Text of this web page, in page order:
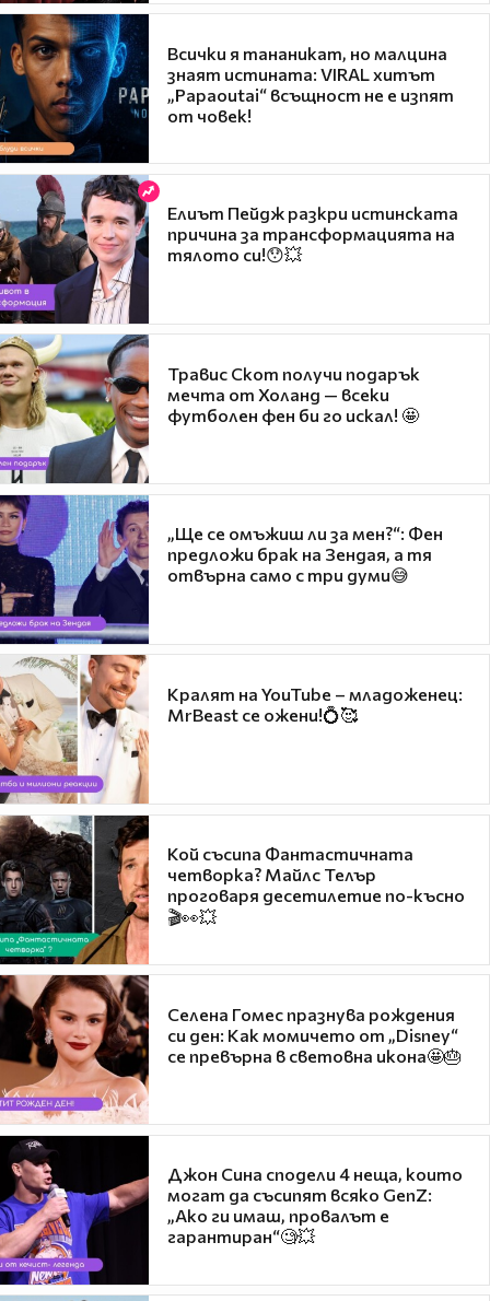
Всички я тананикат, но малцина
знаят истината: VIRAL хитът
„Papaoutai“ всъщност не е изпят
от човек!
Елиът Пейдж разкри истинската
причина за трансформацията на
тялото си!😯💥
Травис Скот получи подарък
мечта от Холанд — всеки
футболен фен би го искал! 🤩
„Ще се омъжиш ли за мен?“: Фен
предложи брак на Зендая, а тя
отвърна само с три думи😅
Кралят на YouTube – младоженец:
MrBeast се ожени!💍🥰
Кой съсипа Фантастичната
четворка? Майлс Телър
проговаря десетилетие по-късно
🎬👀💥
Селена Гомес празнува рождения
си ден: Как момичето от „Disney“
се превърна в световна икона🤩🎂
Джон Сина сподели 4 неща, които
могат да съсипят всяко GenZ:
„Ако ги имаш, провалът е
гарантиран“🧐💥